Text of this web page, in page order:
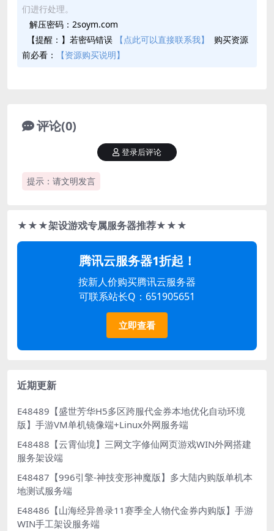
们进行处理。
解压密码：2soym.com
【提醒：】若密码错误
【点此可以直接联系我】
购买资源
前必看：
【资源购买说明】
评论(0)
提示：请文明发言
登录后评论
★★★架设游戏专属服务器推荐★★★
腾讯云服务器1折起！
按新人价购买腾讯云服务器
可联系站长Q：651905651
立即查看
近期更新
E48489【盛世芳华H5多区跨服代金券本地优化自动环境
版】手游VM单机镜像端+Linux外网服务端
E48488【云霄仙境】三网文字修仙网页游戏WIN外网搭建
服务架设端
E48487【996引擎-神技变形神魔版】多大陆内购版单机本
地测试服务端
E48486【山海经异兽录11赛季全人物代金券内购版】手游
WIN手工架设服务端